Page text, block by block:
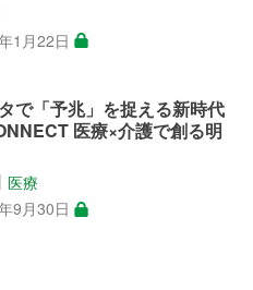
1月22日
で「予兆」を捉える新時代
医療×介護で創る明
│医療
9月30日